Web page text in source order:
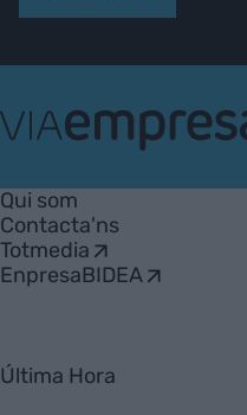
Empresa
Qui som
Contacta'ns
Totmedia
EnpresaBIDEA
Última Hora